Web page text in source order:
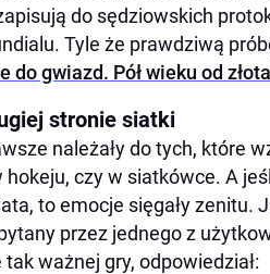
do sędziowskich
Tyle że prawdziwą
do gwiazd. Pół wieku od
stronie siatki
należały do tych, które
hokeju, czy w siatkówce. A
to emocje sięgały zenitu.
przez jednego z
ważnej gry, odpowiedział: